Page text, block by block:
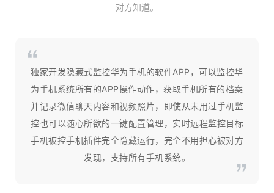
对方知道。
独家开发隐藏式监控华为手机的软件APP，可以监控华
为手机系统所有的APP操作动作，获取手机所有的档案
并记录微信聊天内容和视频照片，即使从未用过手机监
控也可以随心所欲的一键配置管理，实时远程监控目标
手机被控手机插件完全隐藏运行，完全不用担心被对方
发现，支持所有手机系统。